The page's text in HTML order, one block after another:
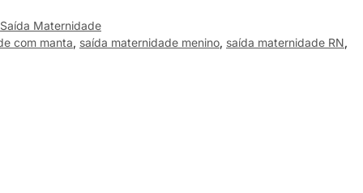
Saída Maternidade
com manta, saída maternidade menino, saída maternidade RN,